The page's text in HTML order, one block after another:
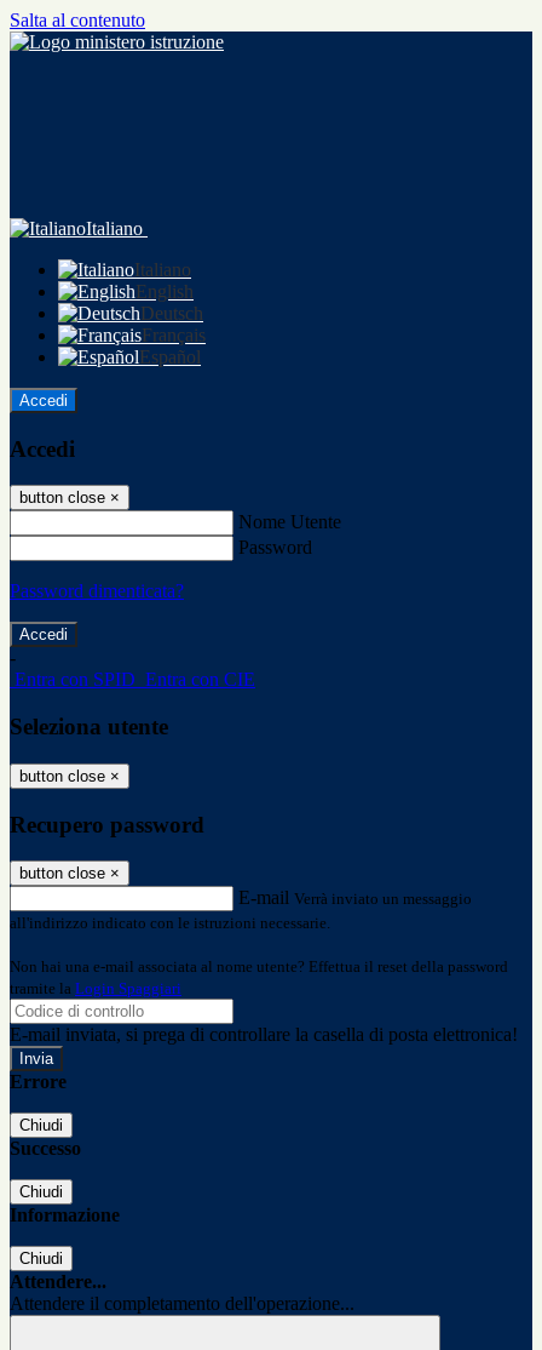
Salta al contenuto
Italiano
Italiano
English
Deutsch
Français
Español
Accedi
Accedi
button close ×
Nome Utente
Password
Password dimenticata?
-
Entra con SPID Entra con CIE
Seleziona utente
button close ×
Recupero password
button close ×
E-mail Verrà inviato un messaggio
all'indirizzo indicato con le istruzioni necessarie.
Non hai una e-mail associata al nome utente? Effettua il reset della password
tramite la Login Spaggiari
E-mail inviata, si prega di controllare la casella di posta elettronica!
Errore
Chiudi
Successo
Chiudi
Informazione
Chiudi
Attendere...
Attendere il completamento dell'operazione...